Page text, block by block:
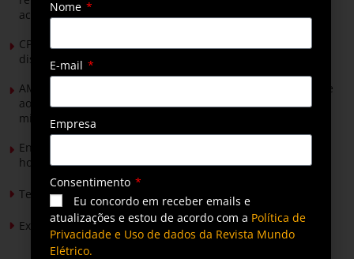
acelerar transição energética
CPFL Energia e TIM se unem para criar a rede de
distribuição do futuro com tecnologia privativa
AMIG Brasil convida pré-candidatos ao Governo de Minas e
ao Senado para discutir propostas para os municípios
mineradores e afetados
Energia solar permitirá ampliar em 25% a produção de
hortaliças em projeto social no Tocantins
Tendências de Iluminação em 2026
Expansão da energia solar no Brasil
Nome
E-mail
Empresa
Consentimento
Eu concordo em receber emails e
atualizações e estou de acordo com a Política de
Privacidade e Uso de dados da Revista Mundo
Elétrico.